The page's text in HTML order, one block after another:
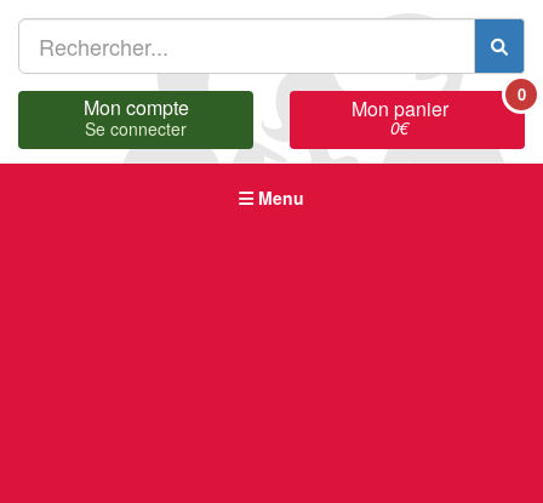
Mon compte
Se connecter
Mon panier
0€
0
Menu